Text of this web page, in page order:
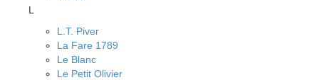
L
L.T. Piver
La Fare 1789
Le Blanc
Le Petit Olivier